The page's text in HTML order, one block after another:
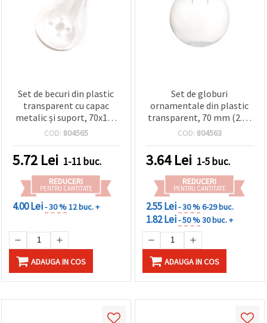
Set de becuri din plastic
transparent cu capac
metalic și suport, 70x115
mm
COD: 804565
5.72 Lei 1-11 buc.
REDUCERI
PENTRU CANTITATE
4.00 Lei- 30 %12 buc. +
ADAUGA IN COS
Set de globuri
ornamentale din plastic
transparent, 70 mm (2.75
in) – sfere nespargabile cu
agățătoare – goale, DIY,
pentru bradul de Crăciun,
craft și decor de sărbători
COD: 804563
3.64Lei 1-5 buc.
REDUCERI
PENTRU CANTITATE
2.55 Lei- 30 %6-29 buc.
1.82 Lei- 50 %30 buc. +
ADAUGA IN COS